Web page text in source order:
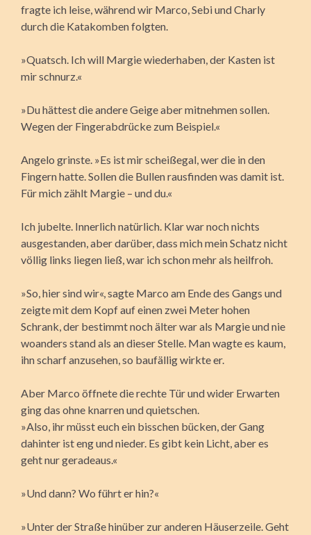
fragte ich leise, während wir Marco, Sebi und Charly
durch die Katakomben folgten.
»Quatsch. Ich will Margie wiederhaben, der Kasten ist
mir schnurz.«
»Du hättest die andere Geige aber mitnehmen sollen.
Wegen der Fingerabdrücke zum Beispiel.«
Angelo grinste. »Es ist mir scheißegal, wer die in den
Fingern hatte. Sollen die Bullen rausfinden was damit ist.
Für mich zählt Margie – und du.«
Ich jubelte. Innerlich natürlich. Klar war noch nichts
ausgestanden, aber darüber, dass mich mein Schatz nicht
völlig links liegen ließ, war ich schon mehr als heilfroh.
»So, hier sind wir«, sagte Marco am Ende des Gangs und
zeigte mit dem Kopf auf einen zwei Meter hohen
Schrank, der bestimmt noch älter war als Margie und nie
woanders stand als an dieser Stelle. Man wagte es kaum,
ihn scharf anzusehen, so baufällig wirkte er.
Aber Marco öffnete die rechte Tür und wider Erwarten
ging das ohne knarren und quietschen.
»Also, ihr müsst euch ein bisschen bücken, der Gang
dahinter ist eng und nieder. Es gibt kein Licht, aber es
geht nur geradeaus.«
»Und dann? Wo führt er hin?«
»Unter der Straße hinüber zur anderen Häuserzeile. Geht